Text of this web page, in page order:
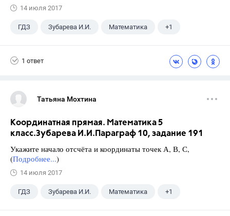
14 июля 2017
ГДЗ Зубарева И.И. Математика +1
1 ответ
Татьяна Мохтина
Координатная прямая. Математика 5
класс.Зубарева И.И.Параграф 10, задание 191
Укажите начало отсчёта и координаты точек А, В, С,
(Подробнее...)
14 июля 2017
ГДЗ Зубарева И.И. Математика +1